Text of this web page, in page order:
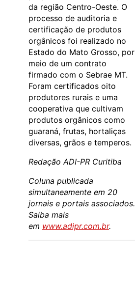
da região Centro-Oeste. O
processo de auditoria e
certificação de produtos
orgânicos foi realizado no
Estado do Mato Grosso, por
meio de um contrato
firmado com o Sebrae MT.
Foram certificados oito
produtores rurais e uma
cooperativa que cultivam
produtos orgânicos como
guaraná, frutas, hortaliças
diversas, grãos e temperos.
Redação ADI-PR Curitiba
Coluna publicada
simultaneamente em 20
jornais e portais associados.
Saiba mais
em www.adipr.com.br.